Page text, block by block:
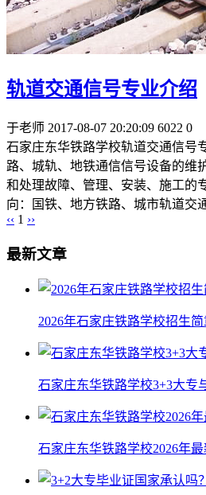
轨道交通信号专业介绍
于老师 2017-08-07 20:20:09 6022 0
石家庄东华铁路学校轨道交通信号
路、城轨、地铁通信信号设备的维
和处理故障、管理、安装、施工的
向：国铁、地方铁路、城市轨道交
‹‹ 1 ››
最新文章
2026年石家庄铁路学校招生
石家庄东华铁路学校3+3大专
石家庄东华铁路学校2026年